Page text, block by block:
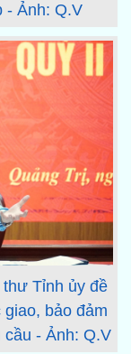
- Ảnh: Q.V
Tỉnh ủy đề
bảo đảm
- Ảnh: Q.V